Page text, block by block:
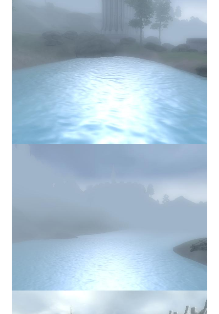
Работы Kuroneko
Quake III Arena Remaster Fan Edition
Star Trek Voyager Elite Force Remaster Fan Edition
Sacred Gold Remaster Fan Edition
Red Faction remaster Fan Edition
Aliens versus Predator 1 Remaster Fan Edition
Sea Dogs - City of Abandoned Ships Remaster Fan Edition
Новости Архив
МОДЫ ДЛЯ ИГР